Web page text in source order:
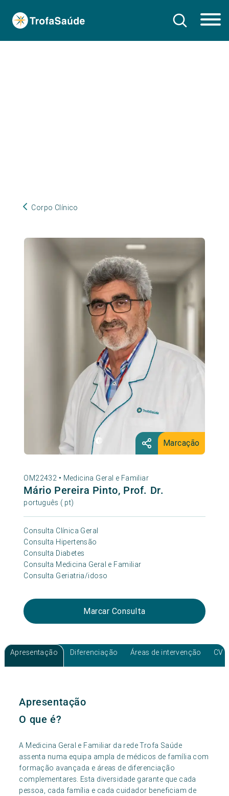
Corpo Clínico
Marcação
OM22432 • Medicina Geral e Familiar
Mário Pereira Pinto, Prof. Dr.
português ( pt)
Consulta Clínica Geral
Consulta Hipertensão
Consulta Diabetes
Consulta Medicina Geral e Familiar
Consulta Geriatria/idoso
Marcar Consulta
Apresentação Diferenciação Áreas de intervenção CV
Apresentação
O que é?
A Medicina Geral e Familiar da rede Trofa Saúde
assenta numa equipa ampla de médicos de família com
formação avançada e áreas de diferenciação
complementares. Esta diversidade garante que cada
pessoa, cada família e cada cuidador beneficiam de